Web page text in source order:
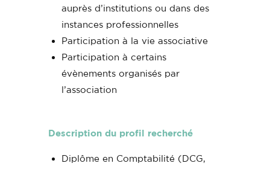
auprès d’institutions ou dans des
instances professionnelles
Participation à la vie associative
Participation à certains
évènements organisés par
l’association
Description du profil recherché
Diplôme en Comptabilité (DCG,